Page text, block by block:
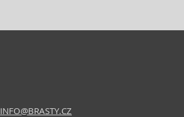
INFO@BRASTY.CZ